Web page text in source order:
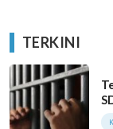
TERKINI